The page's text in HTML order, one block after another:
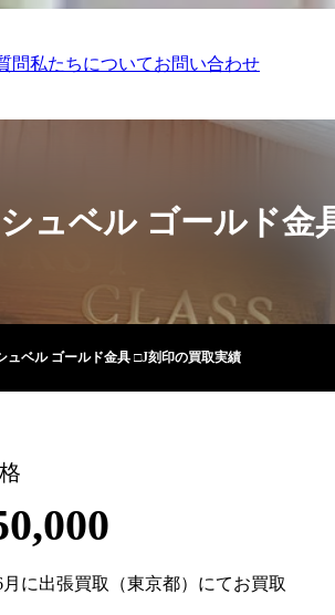
問私たちについてお問い合わせ
ュベル ゴールド金
ュベル ゴールド金具 □J刻印の買取実績
に出張買取 （東京都）にてお買取